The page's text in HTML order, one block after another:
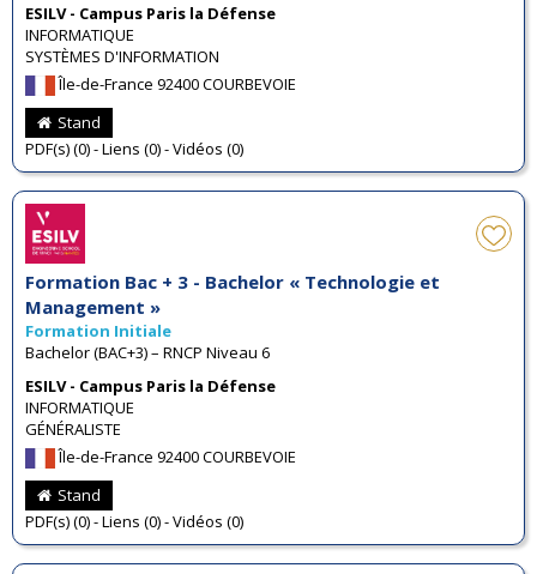
ESILV - Campus Paris la Défense
INFORMATIQUE
SYSTÈMES D'INFORMATION
Île-de-France 92400 COURBEVOIE
Stand
PDF(s) (0) - Liens (0) - Vidéos (0)
Formation Bac + 3 - Bachelor « Technologie et
Management »
Formation Initiale
Bachelor (BAC+3) – RNCP Niveau 6
ESILV - Campus Paris la Défense
INFORMATIQUE
GÉNÉRALISTE
Île-de-France 92400 COURBEVOIE
Stand
PDF(s) (0) - Liens (0) - Vidéos (0)